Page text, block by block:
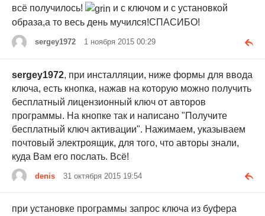
всё получилось!
и с ключом и с установкой
образа,а то весь день мучился!СПАСИБО!
sergey1972 1 ноября 2015 00:29
sergey1972, при инсталляции, ниже формы для ввода
ключа, есть кнопка, нажав на которую можно получить
бесплатный лицензионный ключ от авторов
программы. На кнопке так и написано "Получите
бесплатный ключ активации". Нажимаем, указываем
почтовый электроящик, для того, что авторы знали,
куда Вам его послать. Всё!
denis 31 октября 2015 19:54
при установке программы запрос ключа из буфера